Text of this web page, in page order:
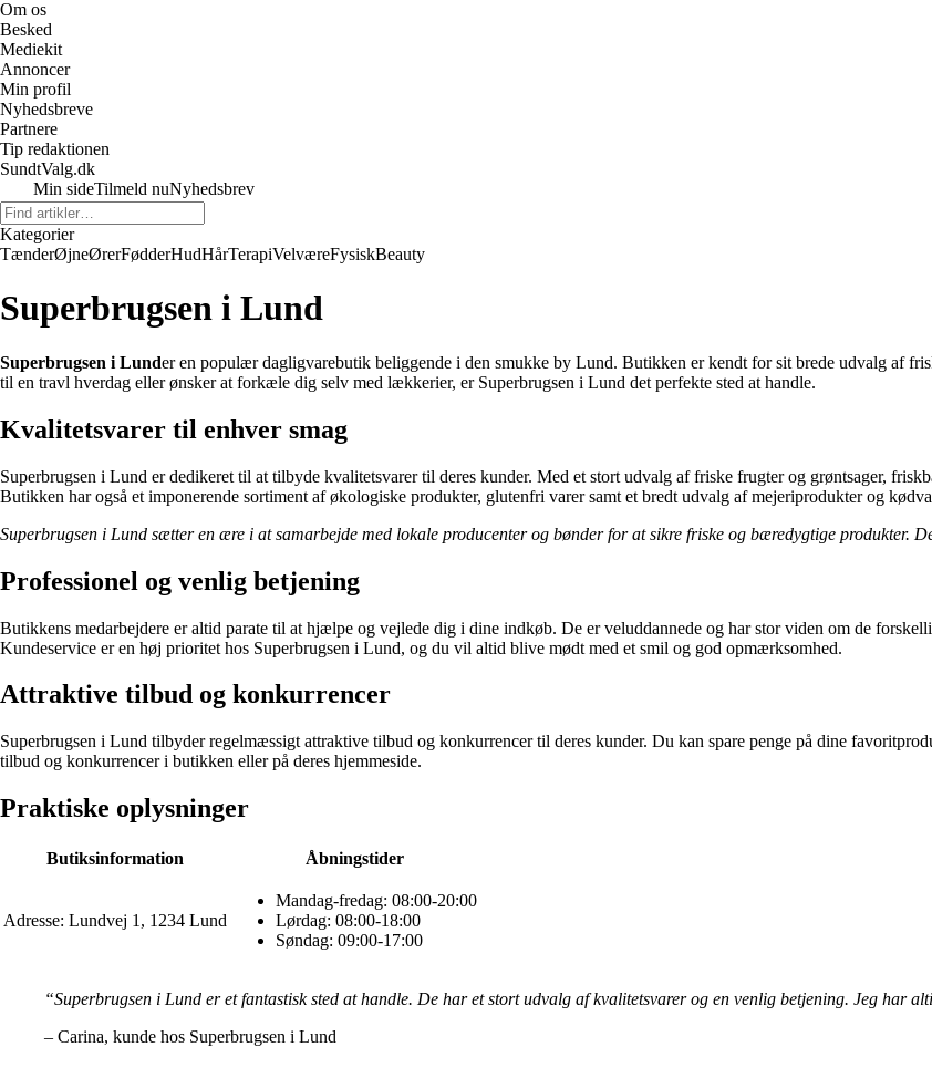
Om os
Besked
Mediekit
Annoncer
Min profil
Nyhedsbreve
Partnere
Tip redaktionen
SundtValg.dk
Min sideTilmeld nuNyhedsbrev
Kategorier
TænderØjneØrerFødderHudHårTerapiVelværeFysiskBeauty
Superbrugsen i Lund
Superbrugsen i Lunder en populær dagligvarebutik beliggende i den smukke by Lund. Butikken er kendt for sit brede udvalg af
til en travl hverdag eller ønsker at forkæle dig selv med lækkerier, er Superbrugsen i Lund det perfekte sted at handle.
Kvalitetsvarer til enhver smag
Superbrugsen i Lund er dedikeret til at tilbyde kvalitetsvarer til deres kunder. Med et stort udvalg af friske frugter og grøntsager,
Butikken har også et imponerende sortiment af økologiske produkter, glutenfri varer samt et bredt udvalg af mejeriprodukter og
Superbrugsen i Lund sætter en ære i at samarbejde med lokale producenter og bønder for at sikre friske og bæredygtige produkter.
Professionel og venlig betjening
Butikkens medarbejdere er altid parate til at hjælpe og vejlede dig i dine indkøb. De er veluddannede og har stor viden om de
Kundeservice er en høj prioritet hos Superbrugsen i Lund, og du vil altid blive mødt med et smil og god opmærksomhed.
Attraktive tilbud og konkurrencer
Superbrugsen i Lund tilbyder regelmæssigt attraktive tilbud og konkurrencer til deres kunder. Du kan spare penge på dine
tilbud og konkurrencer i butikken eller på deres hjemmeside.
Praktiske oplysninger
Butiksinformation Åbningstider
Adresse: Lundvej 1, 1234 Lund
Mandag-fredag: 08:00-20:00
Lørdag: 08:00-18:00
Søndag: 09:00-17:00
“Superbrugsen i Lund er et fantastisk sted at handle. De har et stort udvalg af kvalitetsvarer og en venlig betjening. Jeg har
– Carina, kunde hos Superbrugsen i Lund